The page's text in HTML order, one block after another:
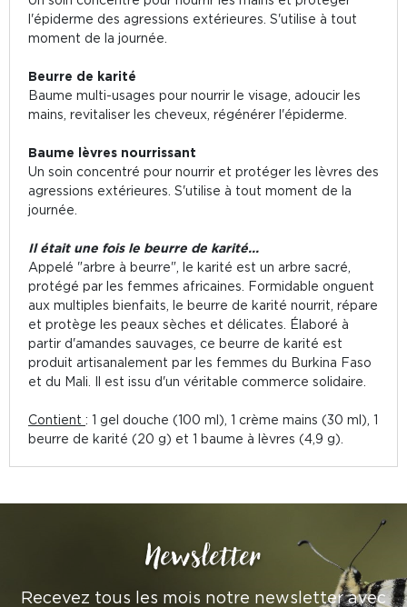
l'épiderme des agressions extérieures. S'utilise à tout
moment de la journée.
Beurre de karité
Baume multi-usages pour nourrir le visage, adoucir les
mains, revitaliser les cheveux, régénérer l'épiderme.
Baume lèvres nourrissant
Un soin concentré pour nourrir et protéger les lèvres des
agressions extérieures. S'utilise à tout moment de la
journée.
Il était une fois le beurre de karité...
Appelé "arbre à beurre", le karité est un arbre sacré,
protégé par les femmes africaines. Formidable onguent
aux multiples bienfaits, le beurre de karité nourrit, répare
et protège les peaux sèches et délicates. Élaboré à
partir d'amandes sauvages, ce beurre de karité est
produit artisanalement par les femmes du Burkina Faso
et du Mali. Il est issu d'un véritable commerce solidaire.
Contient : 1 gel douche (100 ml), 1 crème mains (30 ml), 1
beurre de karité (20 g) et 1 baume à lèvres (4,9 g).
Newsletter
Recevez tous les mois notre newsletter avec